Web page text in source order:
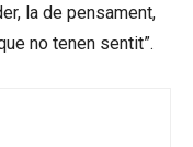
la de pensament,
no tenen sentit”.